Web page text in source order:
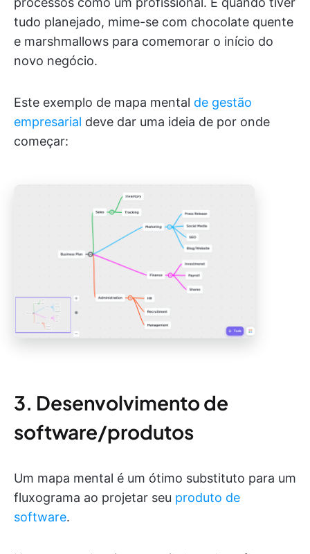
tudo planejado, mime-se com chocolate quente
e marshmallows para comemorar o início do
novo negócio.
Este exemplo de mapa mental de gestão
empresarial deve dar uma ideia de por onde
começar:
3. Desenvolvimento de
software/produtos
Um mapa mental é um ótimo substituto para um
fluxograma ao projetar seu produto de
software.